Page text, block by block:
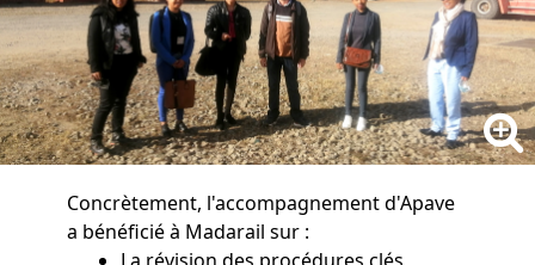
Concrètement, l'accompagnement d'Apave
a bénéficié à Madarail sur :